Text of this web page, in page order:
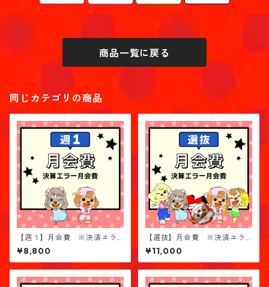
商品一覧に戻る
同じカテゴリの商品
【週１】月会費 ※決済エラ
ー月会費
¥8,800
【選抜】月会費 ※決済エラ
ー月会費
¥11,000